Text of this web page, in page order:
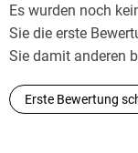
Es wurden noch
Sie die erste
Sie damit anderen
Erste Bewertung